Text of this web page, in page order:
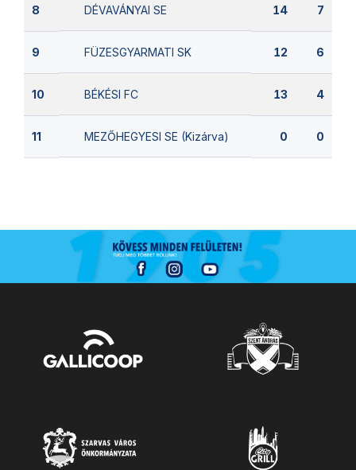
8 DÉVAVÁNYAI SE 14 7
9 FÜZESGYARMATI SK 12 6
10 BÉKÉSI FC 13 4
11 MEZŐHEGYESI SE (Kizárva) 0 0